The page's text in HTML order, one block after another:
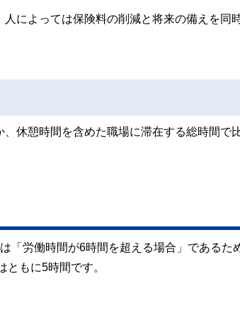
によっては保険料の削減と将来の備えを同
休憩時間を含めた職場に滞在する総時間で
「労働時間が6時間を超える場合」であるた
もに5時間です。